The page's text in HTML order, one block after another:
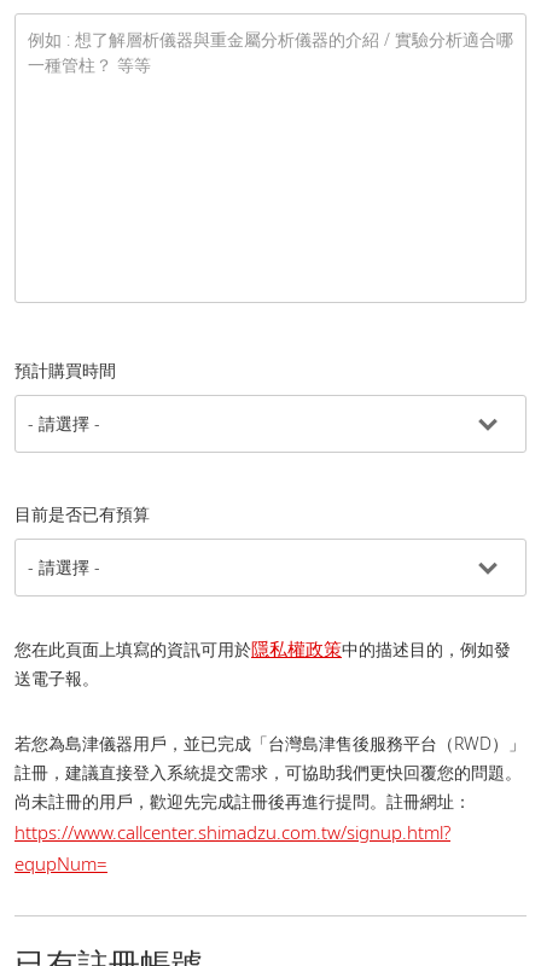
預計購買時間
目前是否已有預算
您在此頁面上填寫的資訊可用於隱私權政策中的描述目的，例如發
送電子報。
若您為島津儀器用戶，並已完成「台灣島津售後服務平台（RWD）」
註冊，建議直接登入系統提交需求，可協助我們更快回覆您的問題。
尚未註冊的用戶，歡迎先完成註冊後再進行提問。 註冊網址：
https://www.callcenter.shimadzu.com.tw/signup.html?
equpNum=